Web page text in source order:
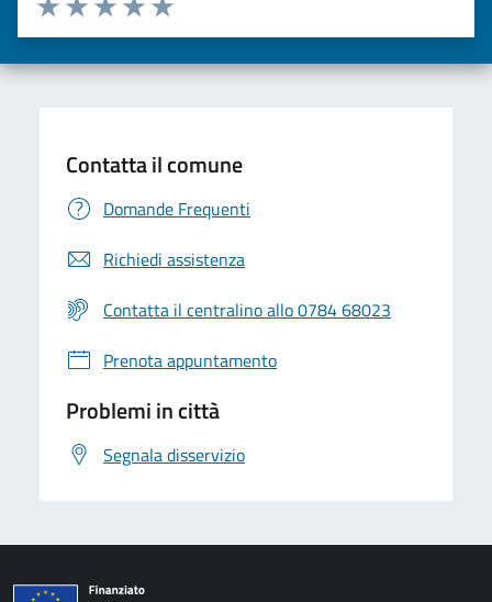
Valuta 5 stelle su 5
Valuta 4 stelle su 5
Valuta 3 stelle su 5
Valuta 2 stelle su 5
Valuta una stella su 5
Contatta il comune
Domande Frequenti
Richiedi assistenza
Contatta il centralino allo 0784 68023
Prenota appuntamento
Problemi in città
Segnala disservizio